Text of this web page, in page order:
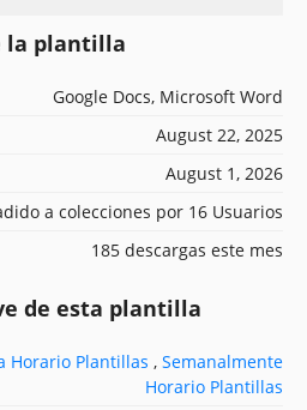
la plantilla
Google Docs, Microsoft Word
August 22, 2025
August 1, 2026
a colecciones por 16 Usuarios
185 descargas este mes
de esta plantilla
Horario Plantillas , Semanalmente
Horario Plantillas